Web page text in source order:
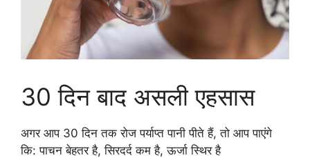
30 दिन बाद असली एहसास
अगर आप 30 दिन तक रोज पर्याप्त पानी पीते हैं, तो आप पाएंगे
कि: पाचन बेहतर है, सिरदर्द कम है, ऊर्जा स्थिर है